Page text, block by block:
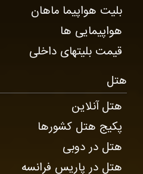
بلیت هواپیما ماهان
هواپیمایی ها
قیمت بلیتهای داخلی
هتل
هتل آنلاین
پکیج هتل کشورها
هتل در دوبی
هتل در پاریس فرانسه